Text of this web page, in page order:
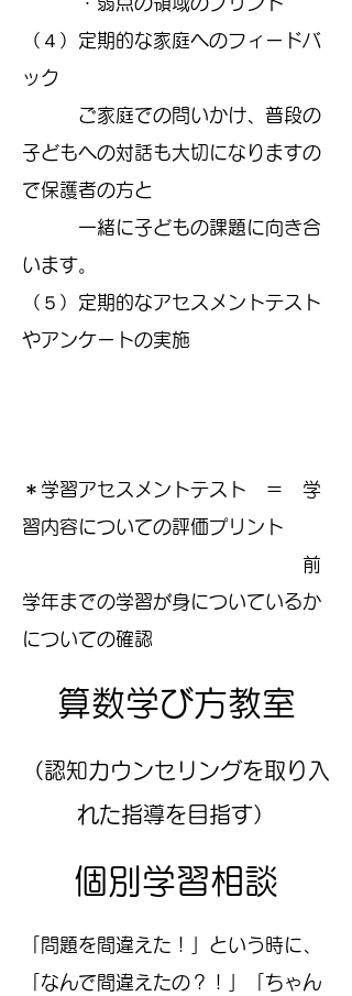
（４）定期的な家庭へのフィードバ
ック
ご家庭での問いかけ、普段の
子どもへの対話も大切になりますの
で保護者の方と
一緒に子どもの課題に向き合
います。
（５）定期的なアセスメントテスト
やアンケートの実施
＊学習アセスメントテスト ＝ 学
習内容についての評価プリント
前
学年までの学習が身についているか
についての確認
算数学び方教室
（認知カウンセリングを取り入
れた指導を目指す）
個別学習相談
「問題を間違えた！」という時に、
「なんで間違えたの？！」「ちゃん